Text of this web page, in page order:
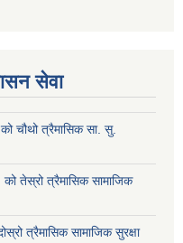
सेवा
चौथो त्रैमासिक सा. सु.
तेस्रो त्रैमासिक सामाजिक
त्रैमासिक सामाजिक सुरक्षा